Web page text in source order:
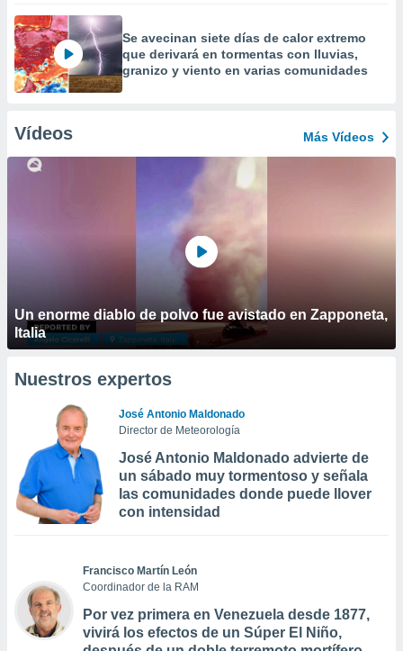
Se avecinan siete días de calor extremo
que derivará en tormentas con lluvias,
granizo y viento en varias comunidades
Vídeos Más Vídeos
Un enorme diablo de polvo fue avistado en Zapponeta,
Italia
Nuestros expertos
José Antonio Maldonado
Director de Meteorología
José Antonio Maldonado advierte de
un sábado muy tormentoso y señala
las comunidades donde puede llover
con intensidad
Francisco Martín León
Coordinador de la RAM
Por vez primera en Venezuela desde 1877,
vivirá los efectos de un Súper El Niño,